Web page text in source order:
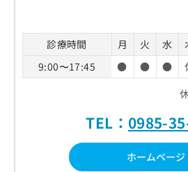
診療時間 月 火 水
9:00〜17:45
● ● ●
TEL： 0985-
ホームページ